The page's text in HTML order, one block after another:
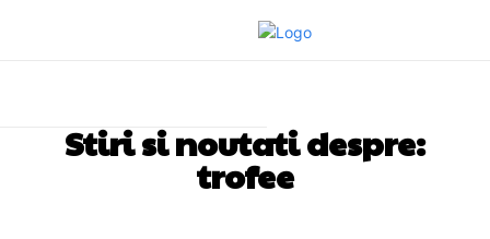
Stiri si noutati despre:
trofee